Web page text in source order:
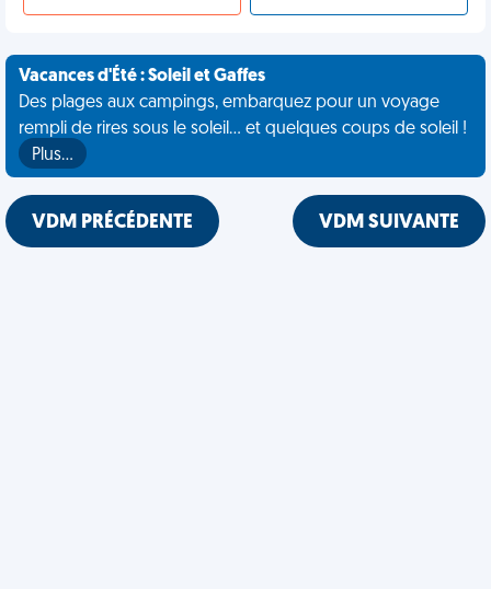
Vacances d'Été : Soleil et Gaffes
Des plages aux campings, embarquez pour un voyage
rempli de rires sous le soleil... et quelques coups de soleil !
Plus…
VDM PRÉCÉDENTE VDM SUIVANTE